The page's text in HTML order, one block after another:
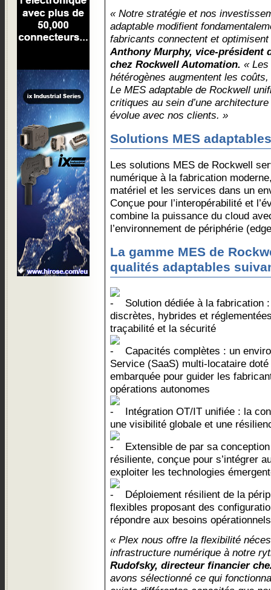
« Notre stratégie et nos
adaptable modifient
fabricants connectent et
Anthony Murphy, vice-président
chez Rockwell Automation. «
hétérogènes augmentent les
Le MES adaptable de Rockwell
critiques au sein d’une
évolue avec nos clients. »
Solutions MES
Les solutions MES de Rockwell
numérique à la fabrication
matériel et les services dans un
Conçue pour l’interopérabilité et
combine la puissance du cloud
l’environnement de périphérie
La gamme MES de
qualités adaptables
Solution dédiée à la fabrication
discrètes, hybrides et
traçabilité et la sécurité
Capacités complètes : un
Service (SaaS) multi-locataire doté
embarquée pour guider les
opérations autonomes
Intégration OT/IT unifiée : la
une visibilité globale et une
Extensible de par sa
résiliente, conçue pour s’intégrer
exploiter les technologies
Déploiement résilient de la
flexibles proposant des
répondre aux besoins
« Plex nous offre la flexibilité
infrastructure numérique à notre
Rudofsky, directeur financier
avons sélectionné ce qui